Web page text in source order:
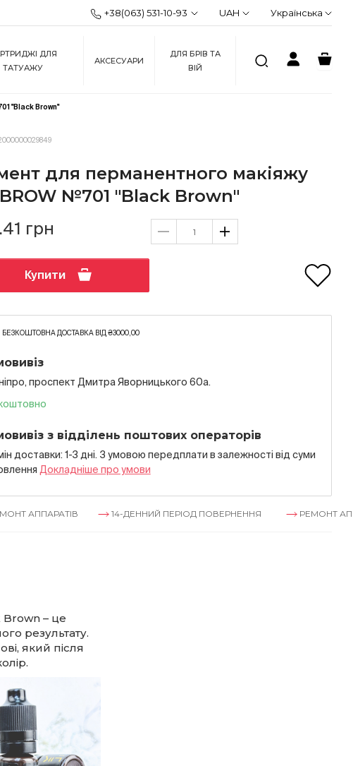
+38(063) 531-10-93 UAH Українська
ДЛЯ
ТАТУАЖУ
АКСЕСУАРИ
ДЛЯ БРІВ ТА
ВІЙ
"Black Brown"
для перманентного макіяжу
№701 "Black Brown"
грн
Купити
БЕЗКОШТОВНА ДОСТАВКА ВІД ₴3000,00
проспект Дмитра Яворницького 60а.
з відділень поштових операторів
доставки: 1-3 дні. З умовою передплати в залежностi вiд суми
Докладнiше про умови
14-ДЕННИЙ ПЕРІОД ПОВЕРНЕННЯ РЕМОНТ АППАРАТІВ
– це
результату.
який після